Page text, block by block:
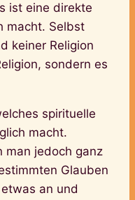
ist eine direkte
macht. Selbst
keiner Religion
sondern es
spirituelle
macht.
man jedoch ganz
Glauben
an und